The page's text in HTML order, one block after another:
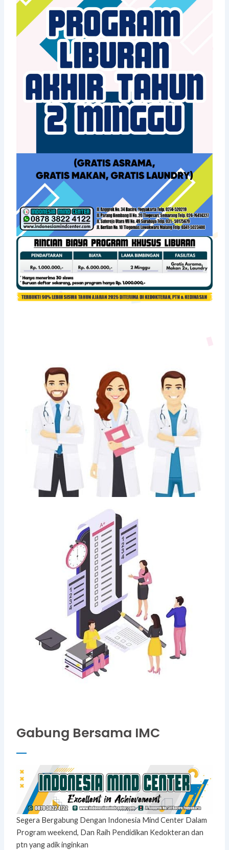
Gabung Bersama IMC
Segera Bergabung Dengan Indonesia Mind Center Dalam
Program weekend, Dan Raih Pendidikan Kedokteran dan
ptn yang adik inginkan